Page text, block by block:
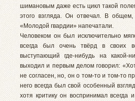
шимановым даже есть цикл такой
этого взгляда. Он отвечал. В
«Молодой гвардии» напечатали.
Человеком он был исключительно
всегда был очень твёрд в своих
выступающий где-нибудь на какой-
выходил и первым делом говорил:
не согласен, но, он о том-то и том-то
него всегда был свой особенный
хотя критику он воспринимал всегда